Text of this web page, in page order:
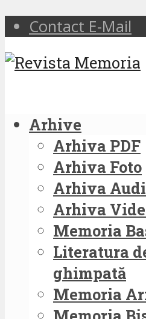
Contact E-Mail
Arhive
Arhiva PDF
Arhiva Foto
Arhiva
Arhiva
Memoria
Literatura
ghimpată
Memoria